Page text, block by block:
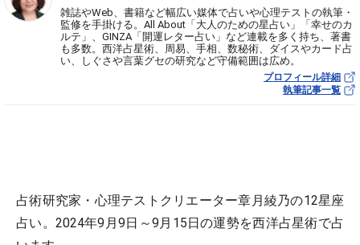
雑誌やWeb、書籍など幅広い媒体で占いや心理テストの執筆・
監修を手掛ける。All About「大人のための星占い」「幸せのカ
ルテ」、GINZA「開運レター占い」など連載を多く持ち、著書
も多数。西洋占星術、周易、手相、数秘術、ダイスやカード占
い、しぐさや言葉グセの研究など守備範囲は広め。
プロフィール詳細
執筆記事一覧
占術研究家・心理テストクリエーター章月綾乃の12星座
占い。2024年9月9日～9月15日の運勢を西洋占星術で占